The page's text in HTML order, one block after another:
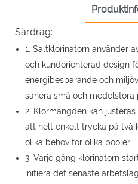
Särdrag:
1. Saltklorinatorn använder
och kundorienterad design
energibesparande och
sanera små och medelstora
2. Klormängden kan
att helt enkelt trycka på två
olika behov för olika pooler.
3. Varje gång klorinatorn
initiera det senaste